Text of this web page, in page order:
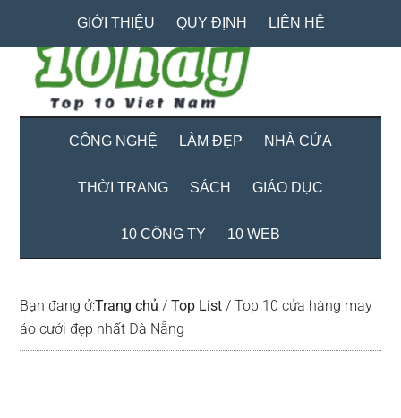
content
secondary
menu
primary
sidebar
GIỚI THIỆU QUY ĐỊNH LIÊN HỆ
CÔNG NGHỆ LÀM ĐẸP NHÀ CỬA
THỜI TRANG SÁCH GIÁO DỤC
10 CÔNG TY 10 WEB
Bạn đang ở:Trang chủ / Top List / Top 10 cửa hàng may
áo cưới đẹp nhất Đà Nẵng